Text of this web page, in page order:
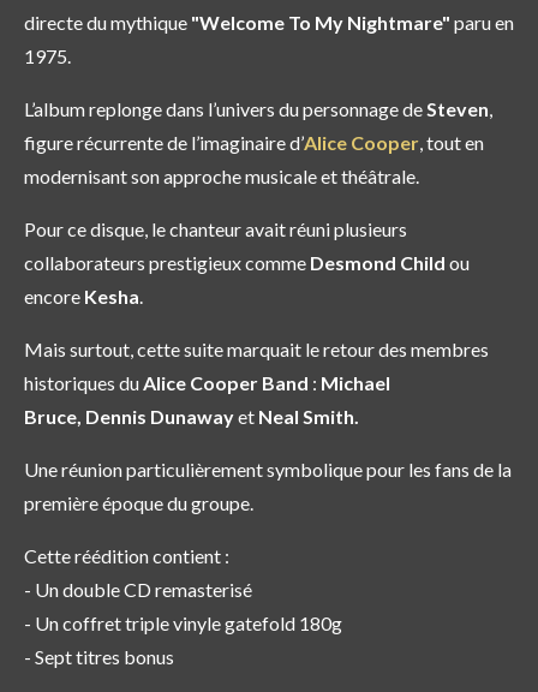
directe du mythique "Welcome To My Nightmare" paru en
1975.
L’album replonge dans l’univers du personnage deSteven,
figure récurrente de l’imaginaire d’Alice Cooper, tout en
modernisant son approche musicale et théâtrale.
Pour ce disque, le chanteur avait réuni plusieurs
collaborateurs prestigieux comme Desmond Child ou
encore Kesha.
Mais surtout, cette suite marquait le retour des membres
historiques duAlice Cooper Band : Michael
Bruce, Dennis Dunawayet Neal Smith.
Une réunion particulièrement symbolique pour les fans de la
première époque du groupe.
Cette réédition contient :
- Un double CD remasterisé
- Un coffret triple vinyle gatefold 180g
- Sept titres bonus